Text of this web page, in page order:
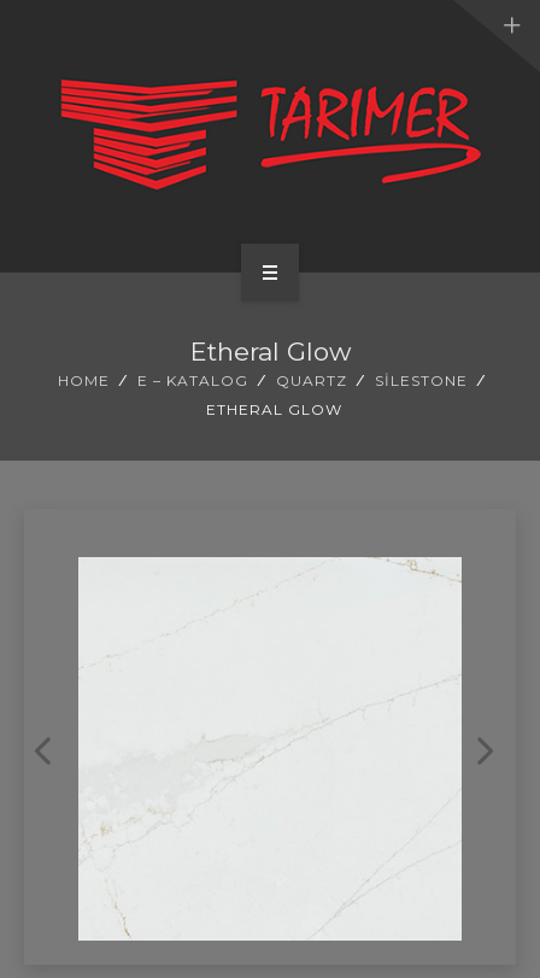
Etheral Glow
HOME E – KATALOG QUARTZ
SILESTONE
ETHERAL GLOW